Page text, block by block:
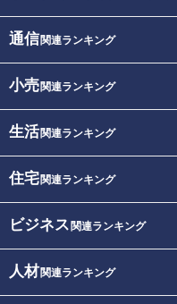
通信関連ランキング
小売関連ランキング
生活関連ランキング
住宅関連ランキング
ビジネス 関連ランキング
人材関連ランキング